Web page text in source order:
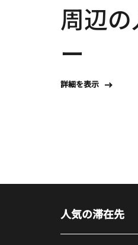
周辺
ー
詳細を表示
人気の滞在先